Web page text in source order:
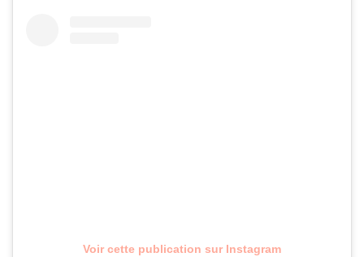
Voir cette publication sur Instagram